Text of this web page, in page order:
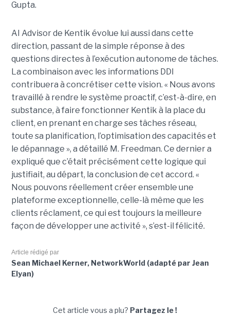
Gupta.
AI Advisor de Kentik évolue lui aussi dans cette
direction, passant de la simple réponse à des
questions directes à l’exécution autonome de tâches.
La combinaison avec les informations DDI
contribuera à concrétiser cette vision. « Nous avons
travaillé à rendre le système proactif, c’est-à-dire, en
substance, à faire fonctionner Kentik à la place du
client, en prenant en charge ses tâches réseau,
toute sa planification, l’optimisation des capacités et
le dépannage », a détaillé M. Freedman. Ce dernier a
expliqué que c’était précisément cette logique qui
justifiait, au départ, la conclusion de cet accord. «
Nous pouvons réellement créer ensemble une
plateforme exceptionnelle, celle-là même que les
clients réclament, ce qui est toujours la meilleure
façon de développer une activité », s’est-il félicité.
Article rédigé par
Sean Michael Kerner, NetworkWorld (adapté par Jean
Elyan)
Cet article vous a plu? Partagez le !